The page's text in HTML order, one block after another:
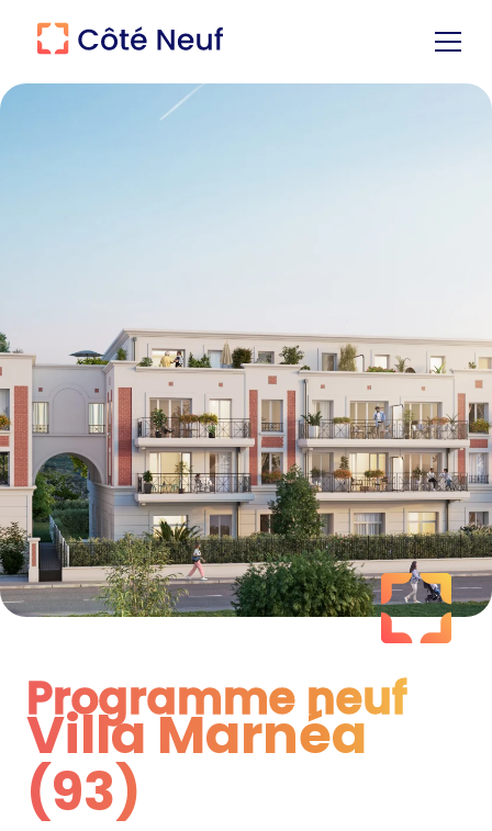
Programme neuf
Programme neuf
Villa Marnéa
(93)